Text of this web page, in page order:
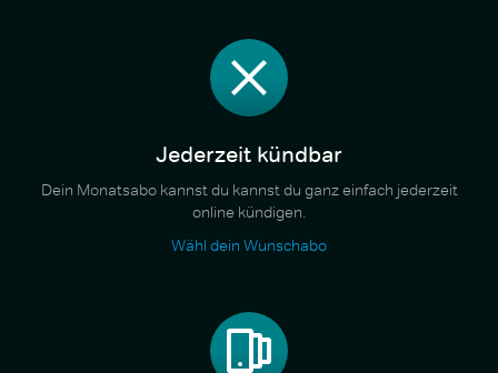
Jederzeit kündbar
Dein Monatsabo kannst du kannst du ganz einfach jederzeit
online kündigen.
Wähl dein Wunschabo